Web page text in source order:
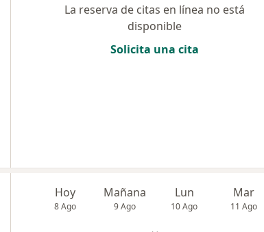
La reserva de citas en línea no está
disponible
Solicita una cita
Hoy
8 Ago
Mañana
9 Ago
Lun
10 Ago
Mar
11 Ago